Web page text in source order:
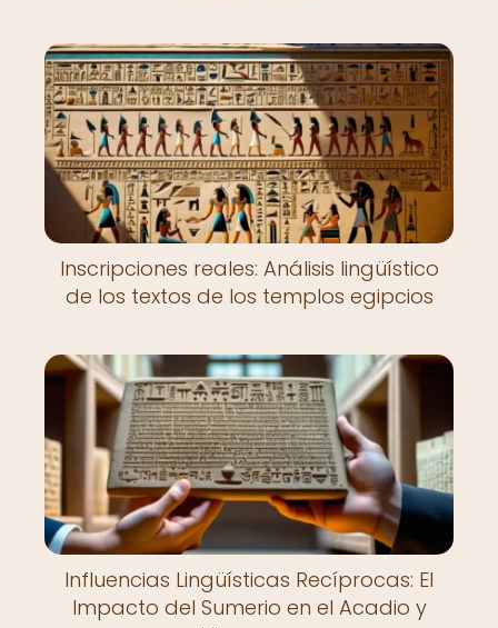
Inscripciones reales: Análisis lingüístico
de los textos de los templos egipcios
Influencias Lingüísticas Recíprocas: El
Impacto del Sumerio en el Acadio y